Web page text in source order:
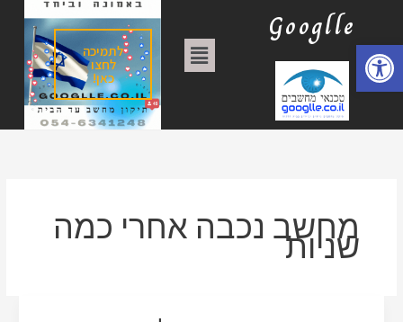
פתח סרגל נגישות
Googlle
תפריט לתמיכה
לחצו
כאן!
מחשב נכבה אחרי כמה
שניות
ג
ו
י